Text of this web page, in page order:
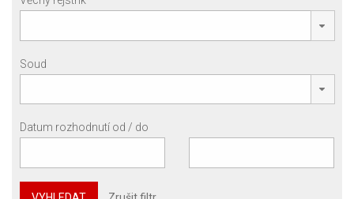
Soud
Datum rozhodnutí od / do